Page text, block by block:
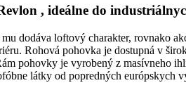
, ideálne do
dodáva loftový charakter, rovnako
Rohová pohovka je dostupná v
pohovky je vyrobený z masívneho
látky od popredných európskych